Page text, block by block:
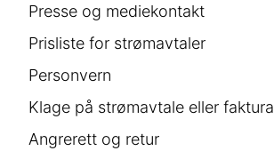
Presse og mediekontakt
Prisliste for strømavtaler
Personvern
Klage på strømavtale eller faktura
Angrerett og retur